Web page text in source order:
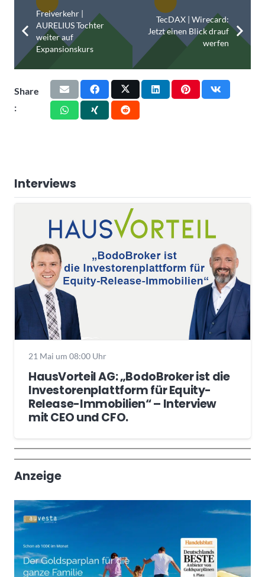
Freiverkehr |
AURELIUS Tochter
weiter auf
Expansionskurs
TecDAX | Wirecard:
Jetzt einen Blick drauf
werfen
Share
:
Interviews
21 Mai um 08:00 Uhr
HausVorteil AG: „BodoBroker ist die
Investorenplattform für Equity-
Release-Immobilien“ – Interview
mit CEO und CFO.
Wochenrückblick
Trendthemen
Anzeige